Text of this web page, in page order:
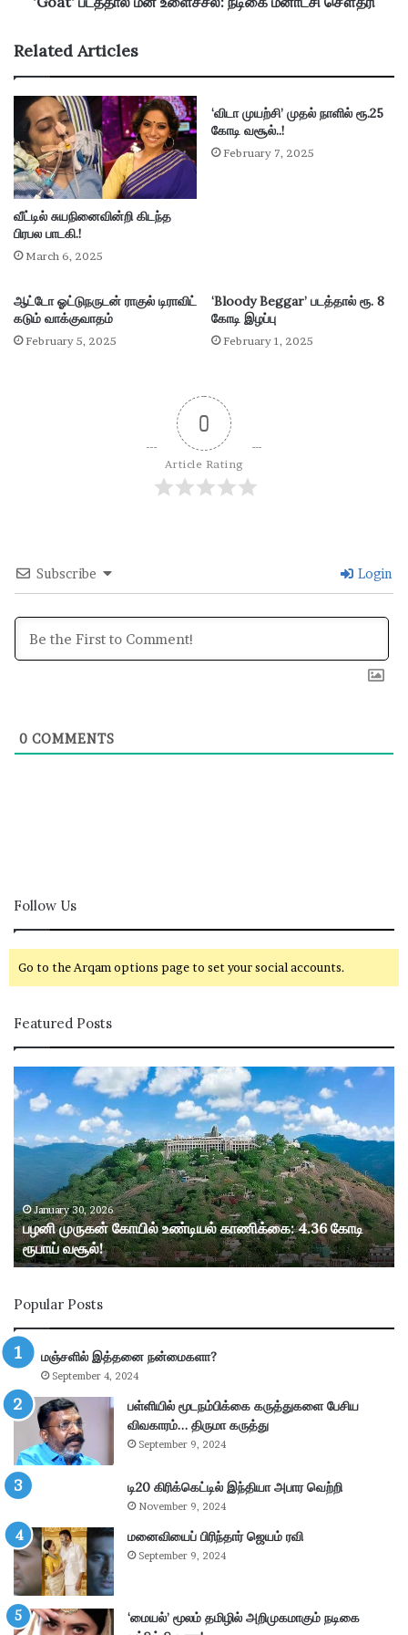
ன
உ
ளை
ல்
:
ந
டி
கை
மீ
சி
சௌ
த்
Related Articles
வீட்டில் சுயநினைவின்றி கிடந்த
பிரபல பாடகி.!
March 6, 2025
‘விடா முயற்சி’ முதல் நாளில் ரூ.25
கோடி வசூல்..!
February 7, 2025
ஆட்டோ ஓட்டுநருடன் ராகுல் டிராவிட்
கடும் வாக்குவாதம்
February 5, 2025
‘Bloody Beggar’ படத்தால் ரூ. 8
கோடி இழப்பு
February 1, 2025
0
Article Rating
Subscribe Login
0 COMMENTS
Follow Us
Go to the Arqam options page to set your social accounts.
Featured Posts
ழ
மு
ன்
கோ
யி
ல்
உ
டி
ய
ல்
கா
க்
கை
4
.
3
கோ
டி
ரூ
பா
ய்
வ
January 30, 2026
பழனி முருகன் கோயில் உண்டியல் காணிக்கை: 4.36 கோடி
ரூபாய் வசூல்!
Popular Posts
மஞ்சளில் இத்தனை நன்மைகளா?
September 4, 2024
பள்ளியில் மூடநம்பிக்கை கருத்துகளை பேசிய
விவகாரம்… திருமா கருத்து
September 9, 2024
டி20 கிரிக்கெட்டில் இந்தியா அபார வெற்றி
November 9, 2024
மனைவியைப் பிரிந்தார் ஜெயம் ரவி
September 9, 2024
‘மையல்’ மூலம் தமிழில் அறிமுகமாகும் நடிகை